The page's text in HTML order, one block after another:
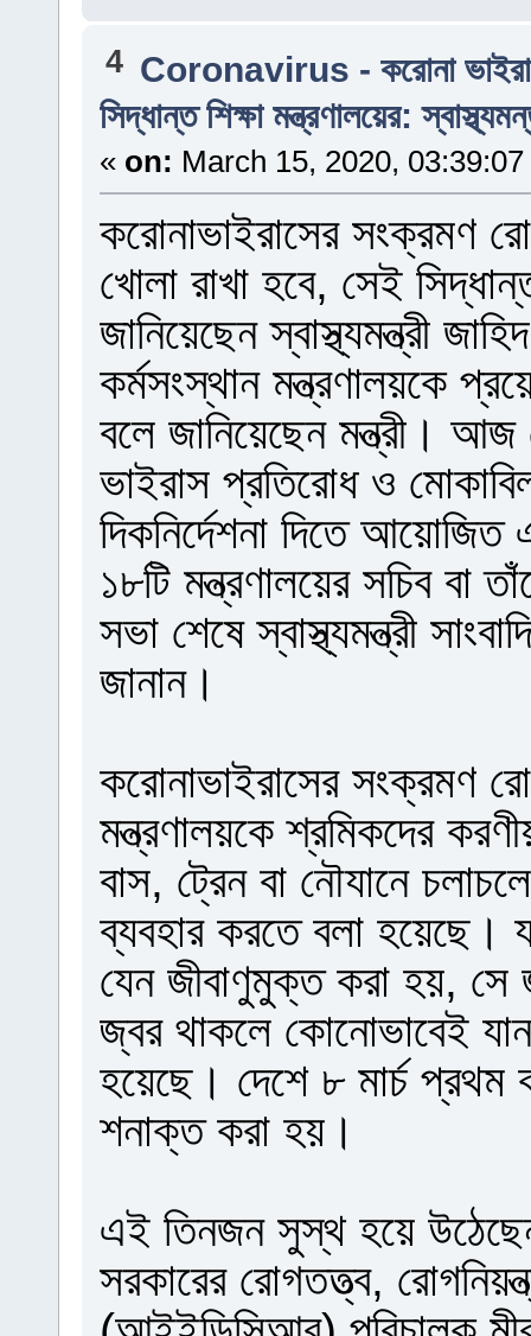
4 Coronavirus - করোনা
সিদ্ধান্ত শিক্ষা মন্ত্রণালয়ের:
« on: March 15, 2020,
করোনাভাইরাসের সংক্রমণ
খোলা রাখা হবে, সেই
জানিয়েছেন স্বাস্থ্যমন্ত্রী
কর্মসংস্থান মন্ত্রণালয়কে
বলে জানিয়েছেন মন্ত্রী। আজ
ভাইরাস প্রতিরোধ ও
দিকনির্দেশনা দিতে
১৮টি মন্ত্রণালয়ের সচিব বা
সভা শেষে স্বাস্থ্যমন্ত্রী
জানান।
করোনাভাইরাসের সংক্রমণ
মন্ত্রণালয়কে শ্রমিকদের
বাস, ট্রেন বা নৌযানে
ব্যবহার করতে বলা হয়েছে।
যেন জীবাণুমুক্ত করা হয়, সে
জ্বর থাকলে কোনোভাবেই
হয়েছে। দেশে ৮ মার্চ
শনাক্ত করা হয়।
এই তিনজন সুস্থ হয়ে
সরকারের রোগতত্ত্ব,